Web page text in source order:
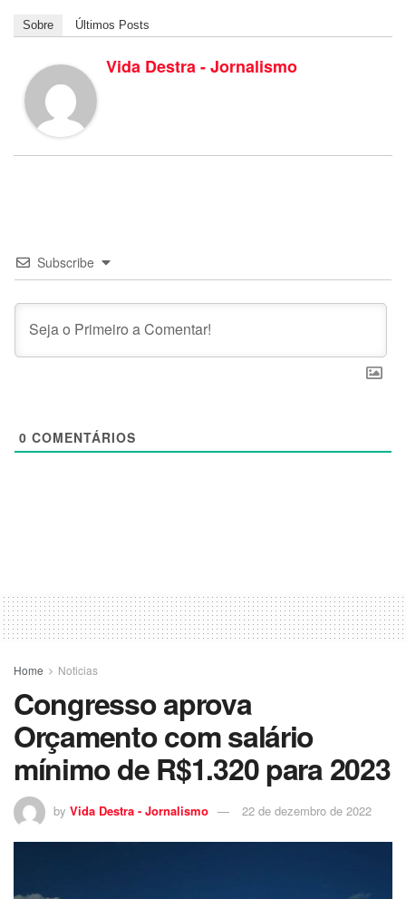
Sobre Últimos Posts
Vida Destra - Jornalismo
Subscribe
0 COMENTÁRIOS
Home Noticias
Congresso aprova
Orçamento com salário
mínimo de R$1.320 para 2023
by Vida Destra - Jornalismo 22 de dezembro de 2022